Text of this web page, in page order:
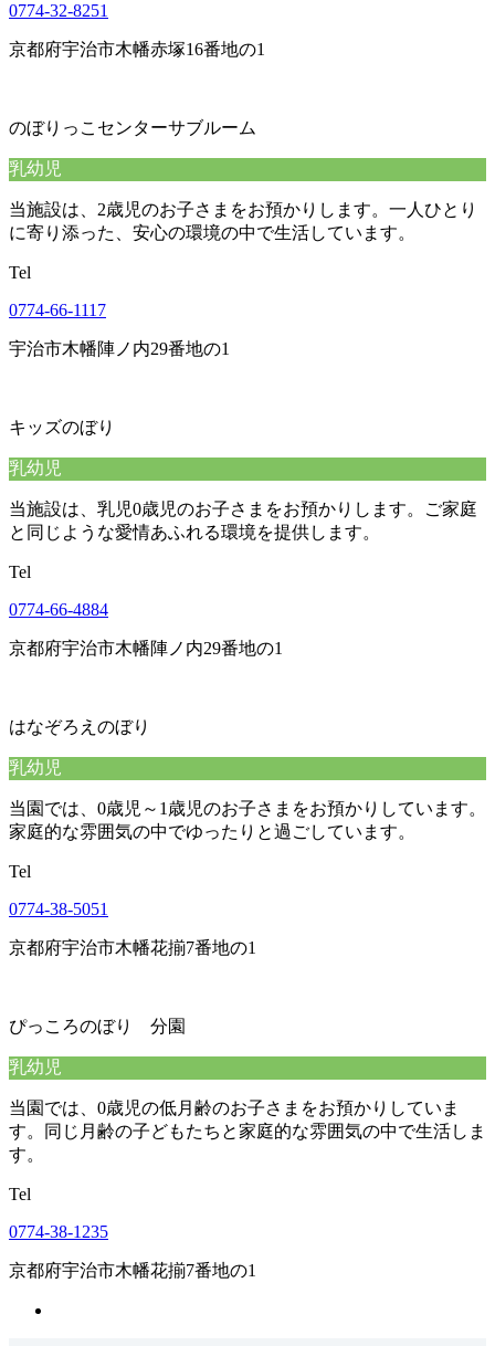
0774-32-8251
京都府宇治市木幡赤塚16番地の1
のぼりっこセンターサブルーム
乳幼児
当施設は、2歳児のお子さまをお預かりします。一人ひとり
に寄り添った、安心の環境の中で生活しています。
Tel
0774-66-1117
宇治市木幡陣ノ内29番地の1
キッズのぼり
乳幼児
当施設は、乳児0歳児のお子さまをお預かりします。ご家庭
と同じような愛情あふれる環境を提供します。
Tel
0774-66-4884
京都府宇治市木幡陣ノ内29番地の1
はなぞろえのぼり
乳幼児
当園では、0歳児～1歳児のお子さまをお預かりしています。
家庭的な雰囲気の中でゆったりと過ごしています。
Tel
0774-38-5051
京都府宇治市木幡花揃7番地の1
ぴっころのぼり 分園
乳幼児
当園では、0歳児の低月齢のお子さまをお預かりしていま
す。同じ月齢の子どもたちと家庭的な雰囲気の中で生活しま
す。
Tel
0774-38-1235
京都府宇治市木幡花揃7番地の1